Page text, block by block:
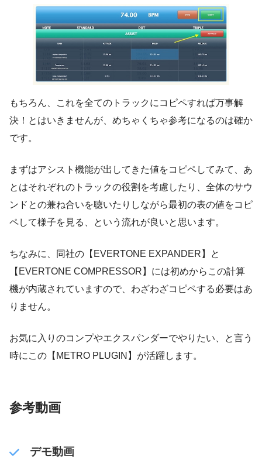
もちろん、これを全てのトラックにコピペすれば万事解
決！とはいきませんが、めちゃくちゃ参考になるのは確か
です。
まずはアシスト機能が出してきた値をコピペしてみて、あ
とはそれぞれのトラックの役割を考慮したり、全体のサウ
ンドとの兼ね合いを聴いたりしながら最初の表の値をコピ
ペして様子を見る、という流れが良いと思います。
ちなみに、同社の【EVERTONE EXPANDER】と
【EVERTONE COMPRESSOR】には初めからこの計算
機が内蔵されていますので、わざわざコピペする必要はあ
りません。
お気に入りのコンプやエクスパンダーでやりたい、と言う
時にこの【METRO PLUGIN】が活躍します。
参考動画
デモ動画